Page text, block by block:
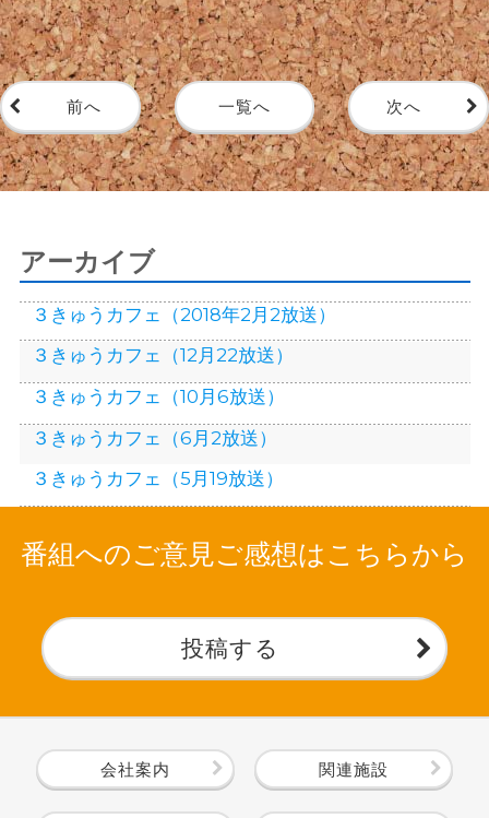
前へ 一覧へ 次へ
アーカイブ
３きゅうカフェ（2018年2月2放送）
３きゅうカフェ（12月22放送）
３きゅうカフェ（10月6放送）
３きゅうカフェ（6月2放送）
３きゅうカフェ（5月19放送）
番組へのご意見ご感想はこちらから
投稿する
会社案内 関連施設